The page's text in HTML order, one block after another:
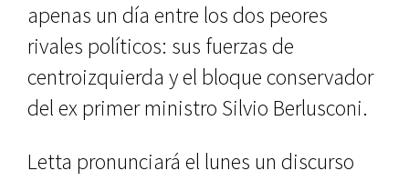
apenas un día entre los dos peores
rivales políticos: sus fuerzas de
centroizquierda y el bloque conservador
del ex primer ministro Silvio Berlusconi.
Letta pronunciará el lunes un discurso